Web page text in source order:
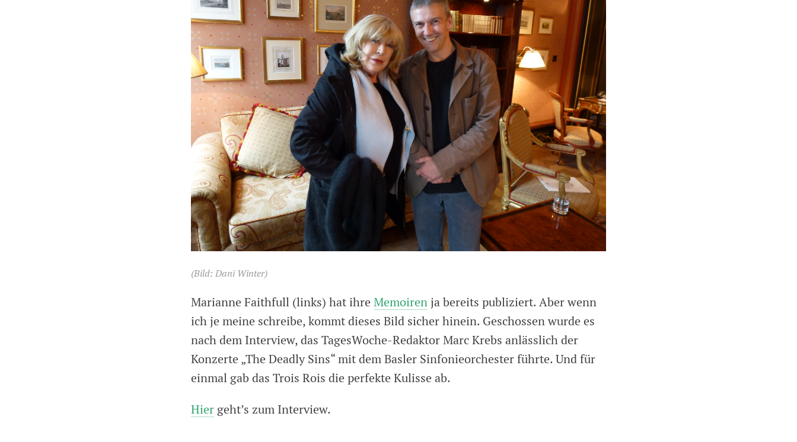
(Bild: Dani Winter)
Marianne Faithfull (links) hat ihre Memoiren ja bereits publiziert. Aber wenn
ich je meine schreibe, kommt dieses Bild sicher hinein. Geschossen wurde es
nach dem Interview, das TagesWoche-Redaktor Marc Krebs anlässlich der
Konzerte „The Deadly Sins“ mit dem Basler Sinfonieorchester führte. Und für
einmal gab das Trois Rois die perfekte Kulisse ab.
Hier geht’s zum Interview.